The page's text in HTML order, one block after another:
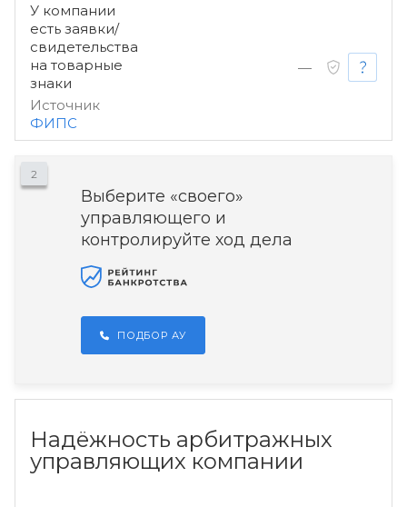
У компании
есть заявки/
свидетельства
на товарные
знаки
Источник
ФИПС
—
2
Выберите «своего»
управляющего и
контролируйте ход дела
ПОДБОР АУ
Надёжность арбитражных
управляющих компании